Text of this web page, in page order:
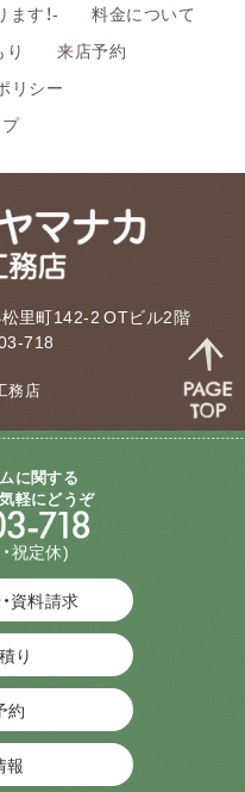
す！-
料金について
来店予約
リシー
里町142-2 OTビル2階
718
務店
に関する
軽にどうぞ
祝定休)
資料請求
り
約
報